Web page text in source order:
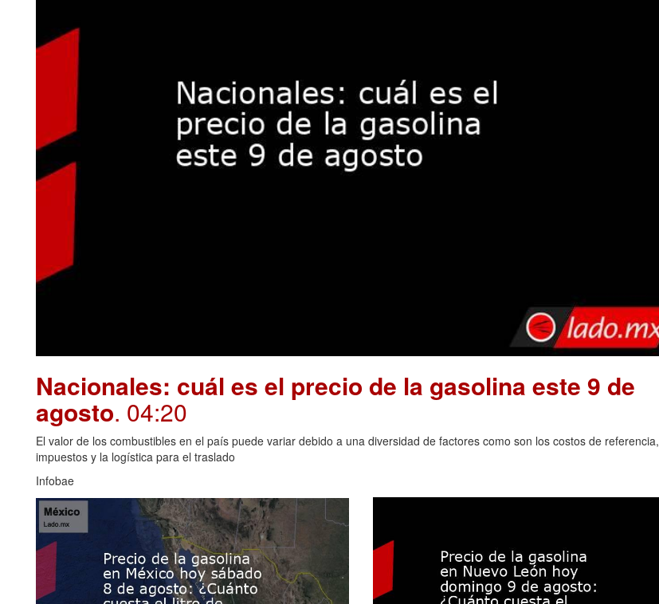
Nacionales: cuál es el precio de la gasolina este 9 de
agosto. 04:20
El valor de los combustibles en el país puede variar debido a una diversidad de factores como son los costos de referencia,
impuestos y la logística para el traslado
Infobae